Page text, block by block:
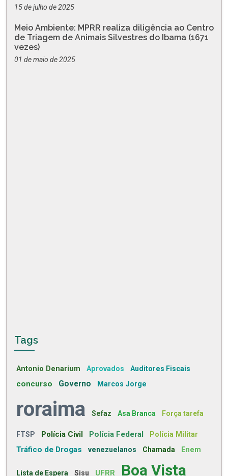
15 de julho de 2025
Meio Ambiente: MPRR realiza diligência ao Centro
de Triagem de Animais Silvestres do Ibama (1671
vezes)
01 de maio de 2025
Tags
Antonio Denarium Aprovados Auditores Fiscais
concurso Governo Marcos Jorge
roraima Sefaz Asa Branca Força tarefa
FTSP Polícia Civil Polícia Federal Polícia Militar
Tráfico de Drogas venezuelanos Chamada Enem
Lista de Espera Sisu UFRR Boa Vista